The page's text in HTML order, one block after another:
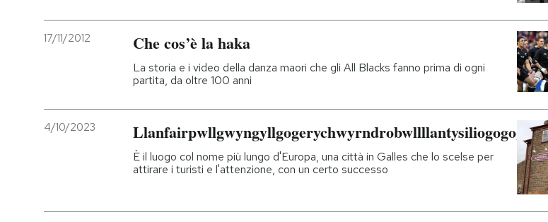
17/11/2012 Che cos’è la haka
La storia e i video della danza maori che gli All Blacks fanno prima di ogni
partita, da oltre 100 anni
4/10/2023 Llanfairpwllgwyngyllgogerychwyrndrobwllllantysiliogogogoch
È il luogo col nome più lungo d'Europa, una città in Galles che lo scelse per
attirare i turisti e l'attenzione, con un certo successo